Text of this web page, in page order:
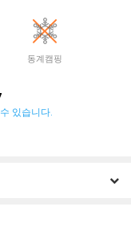
동계캠핑
있습니다.